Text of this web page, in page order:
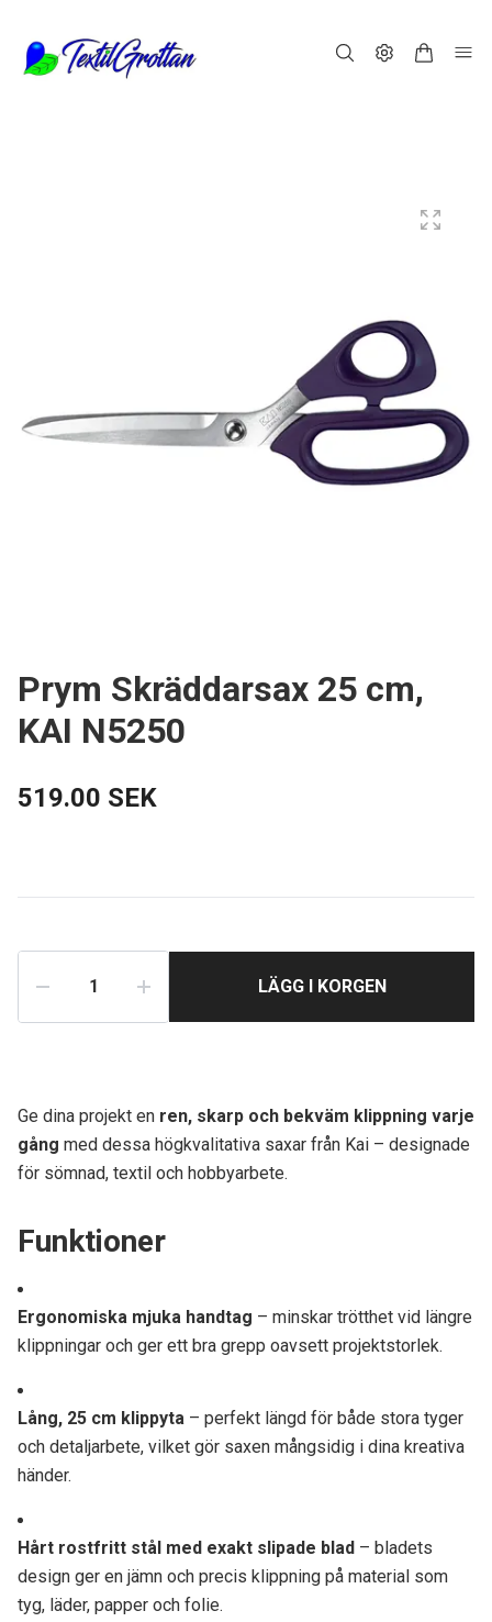
Prym Skräddarsax 25 cm,
KAI N5250
519.00 SEK
LÄGG I KORGEN
Ge dina projekt en ren, skarp och bekväm klippning varje
gång med dessa högkvalitativa saxar från Kai – designade
för sömnad, textil och hobbyarbete.
Funktioner
Ergonomiska mjuka handtag – minskar trötthet vid längre
klippningar och ger ett bra grepp oavsett projektstorlek.
Lång, 25 cm klippyta – perfekt längd för både stora tyger
och detaljarbete, vilket gör saxen mångsidig i dina kreativa
händer.
Hårt rostfritt stål med exakt slipade blad – bladets
design ger en jämn och precis klippning på material som
tyg, läder, papper och folie.